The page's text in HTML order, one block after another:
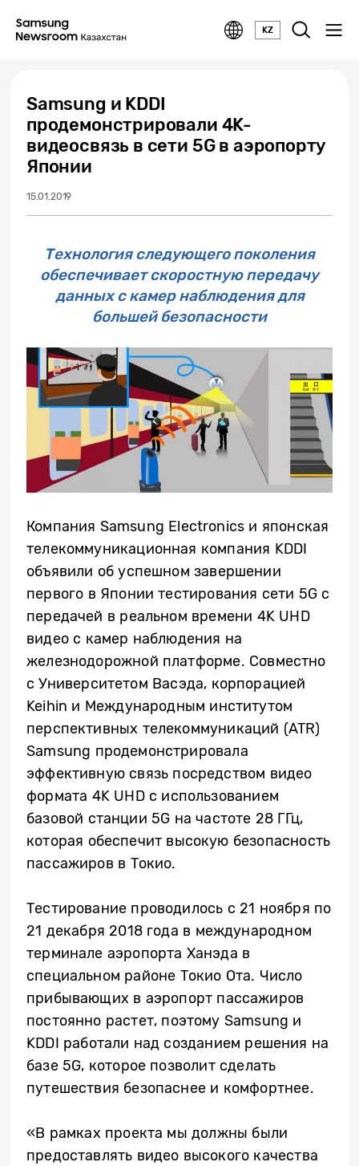
KZ
Samsung и KDDI
продемонстрировали 4K-
видеосвязь в сети 5G в аэропорту
Японии
15.01.2019
Технология следующего поколения
обеспечивает скоростную передачу
данных с камер наблюдения для
большей безопасности
Компания Samsung Electronics и японская
телекоммуникационная компания KDDI
объявили об успешном завершении
первого в Японии тестирования сети 5G с
передачей в реальном времени 4K UHD
видео с камер наблюдения на
железнодорожной платформе. Совместно
с Университетом Васэда, корпорацией
Keihin и Международным институтом
перспективных телекоммуникаций (ATR)
Samsung продемонстрировала
эффективную связь посредством видео
формата 4K UHD с использованием
базовой станции 5G на частоте 28 ГГц,
которая обеспечит высокую безопасность
пассажиров в Токио.
Тестирование проводилось с 21 ноября по
21 декабря 2018 года в международном
терминале аэропорта Ханэда в
специальном районе Токио Ота. Число
прибывающих в аэропорт пассажиров
постоянно растет, поэтому Samsung и
KDDI работали над созданием решения на
базе 5G, которое позволит сделать
путешествия безопаснее и комфортнее.
«В рамках проекта мы должны были
предоставлять видео высокого качества